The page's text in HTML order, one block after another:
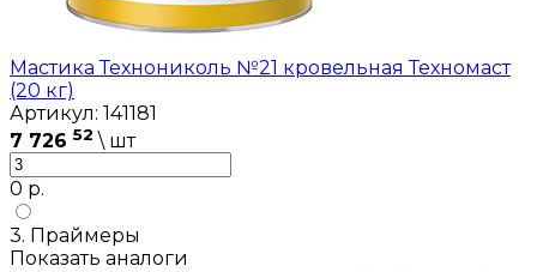
Мастика Технониколь №21 кровельная Техномаст
(20 кг)
Артикул: 141181
7 726 52 \ шт
0 р.
3. Праймеры
Показать аналоги